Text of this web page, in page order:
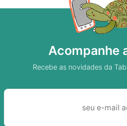
Acompanhe
Recebe as novidades da